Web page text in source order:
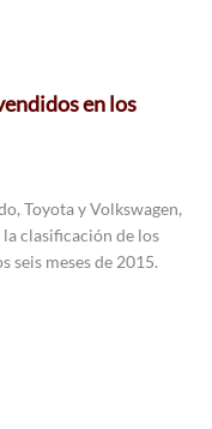
en los
Toyota y Volkswagen,
clasificación de los
seis meses de 2015.